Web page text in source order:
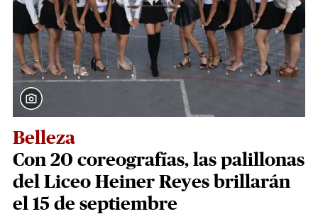
Belleza
Con 20 coreografías, las palillonas
del Liceo Heiner Reyes brillarán
el 15 de septiembre